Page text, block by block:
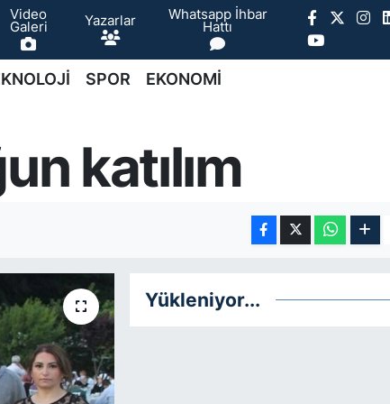
Video
Galeri Yazarlar Whatsapp İhbar
Hattı
SPOR EKONOMİ
katılım
Yükleniyor...